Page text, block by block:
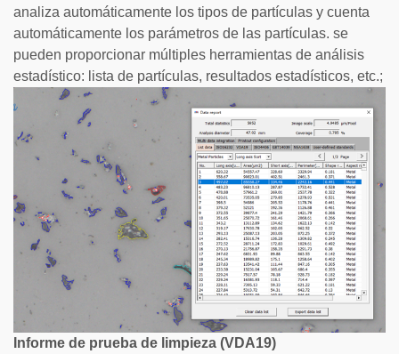
analiza automáticamente los tipos de partículas y cuenta
automáticamente los parámetros de las partículas. se
pueden proporcionar múltiples herramientas de análisis
estadístico: lista de partículas, resultados estadísticos, etc.;
Informe de prueba de limpieza (VDA19)